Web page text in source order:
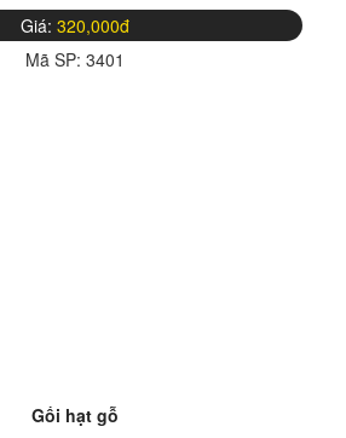
Giá: 320,000đ
Mã SP: 3401
Gối hạt gỗ